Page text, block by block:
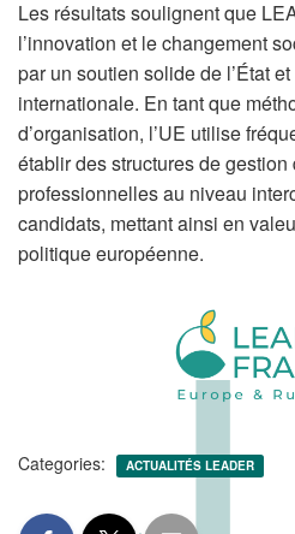
Les résultats soulignent que
l’innovation et le changement
par un soutien solide de l’État
internationale. En tant que
d’organisation, l’UE utilise
établir des structures de
professionnelles au niveau
candidats, mettant ainsi en
politique européenne.
Categories: ACTUALITÉS LEADER